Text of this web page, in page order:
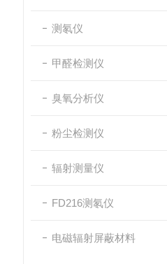
测氡仪
甲醛检测仪
臭氧分析仪
粉尘检测仪
辐射测量仪
FD216测氡仪
电磁辐射屏蔽材料